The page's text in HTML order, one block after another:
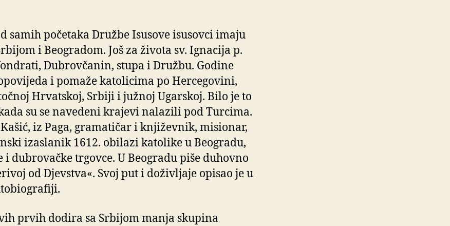
samih početaka Družbe Isusove isusovci imaju
i Beogradom. Još za života sv. Ignacija p.
Dubrovčanin, stupa i Družbu. Godine
i pomaže katolicima po Hercegovini,
Hrvatskoj, Srbiji i južnoj Ugarskoj. Bilo je to
su se navedeni krajevi nalazili pod Turcima.
iz Paga, gramatičar i književnik, misionar,
izaslanik 1612. obilazi katolike u Beogradu,
i dubrovačke trgovce. U Beogradu piše duhovno
od Djevstva«. Svoj put i doživljaje opisao je u
prvih dodira sa Srbijom manja skupina